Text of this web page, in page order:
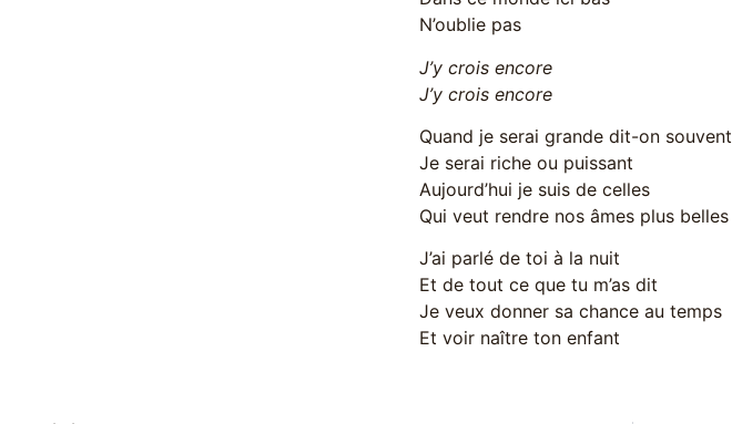
N’oublie pas
J’y crois encore
J’y crois encore
Quand je serai grande dit-on souvent
Je serai riche ou puissant
Aujourd’hui je suis de celles
Qui veut rendre nos âmes plus belles
J’ai parlé de toi à la nuit
Et de tout ce que tu m’as dit
Je veux donner sa chance au temps
Et voir naître ton enfant